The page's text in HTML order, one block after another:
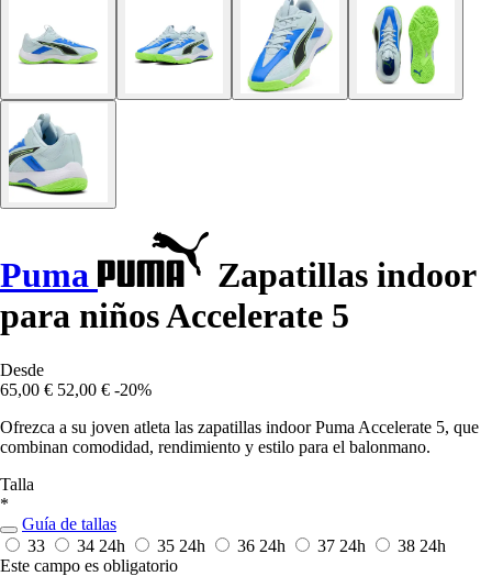
Puma
Zapatillas indoor
para niños Accelerate 5
Desde
65,00 € 52,00 € -20%
Ofrezca a su joven atleta las zapatillas indoor Puma Accelerate 5, que
combinan comodidad, rendimiento y estilo para el balonmano.
Talla
*
Guía de tallas
33
34 24h 35 24h 36 24h 37 24h 38 24h
Este campo es obligatorio